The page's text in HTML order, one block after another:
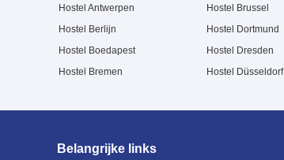
Hostel Antwerpen
Hostel Berlijn
Hostel Boedapest
Hostel Bremen
Hostel Brussel
Hostel Dortmund
Hostel Dresden
Hostel Düsseldorf
Belangrijke links